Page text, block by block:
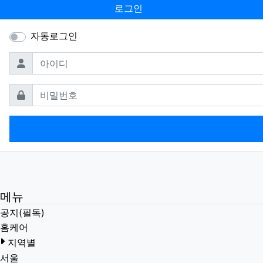
로그인
자동로그인
아이디
필수
비밀번호필수
메뉴
공지(필독)
홈케어
지역별
서울